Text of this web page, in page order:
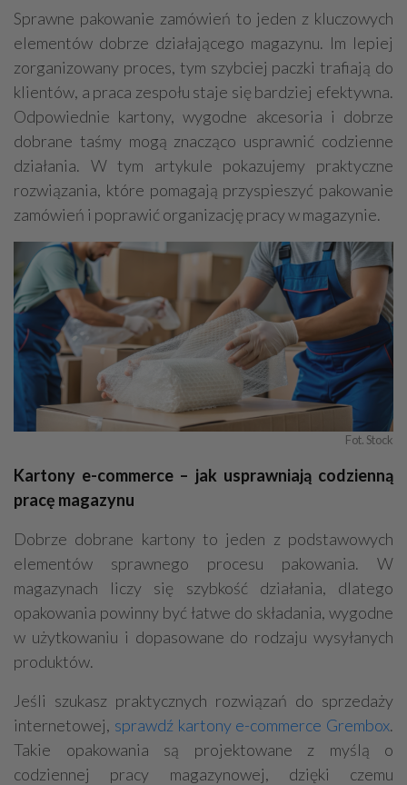
Rurociągi przemysłowe
Malowanie, lakierowanie
Geoinżynieria
Ekrany akustyczne
Antykorozyjne zabezpieczenia
Inżynieria bezwykopowa
Dźwigi - usługi, wynajem
Czyszczące urządzenia przemysłowe
Budowlane maszyny, sprzęt - ciężki
Bramy przemysłowe
Automatyka Windy
Sprawne pakowanie zamówień to jeden z kluczowych
elementów dobrze działającego magazynu. Im lepiej
zorganizowany proces, tym szybciej paczki trafiają do
klientów, a praca zespołu staje się bardziej efektywna.
Odpowiednie kartony, wygodne akcesoria i dobrze
dobrane taśmy mogą znacząco usprawnić codzienne
działania. W tym artykule pokazujemy praktyczne
rozwiązania, które pomagają przyspieszyć pakowanie
zamówień i poprawić organizację pracy w magazynie.
Fot. Stock
Kartony e-commerce – jak usprawniają codzienną
pracę magazynu
Dobrze dobrane kartony to jeden z podstawowych
elementów sprawnego procesu pakowania. W
magazynach liczy się szybkość działania, dlatego
opakowania powinny być łatwe do składania, wygodne
w użytkowaniu i dopasowane do rodzaju wysyłanych
produktów.
Jeśli szukasz praktycznych rozwiązań do sprzedaży
internetowej, sprawdź kartony e-commerce Grembox.
Takie opakowania są projektowane z myślą o
codziennej pracy magazynowej, dzięki czemu